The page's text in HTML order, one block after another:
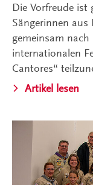
Die Vorfreude
Sängerinnen aus
gemeinsam
internationalen
Cantores“
Artikel lesen